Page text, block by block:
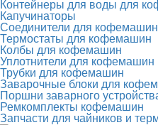
Контейнеры для воды для
Капучинаторы
Соединители для кофемашин
Термостаты для кофемашин
Колбы для кофемашин
Уплотнители для кофемашин
Трубки для кофемашин
Заварочные блоки для
Поршни заварного
Ремкомплекты кофемашин
Запчасти для чайников и